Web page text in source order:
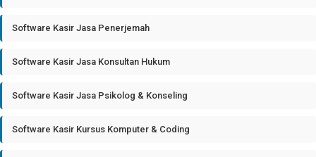
Software Kasir Jasa Penerjemah
Software Kasir Jasa Konsultan Hukum
Software Kasir Jasa Psikolog & Konseling
Software Kasir Kursus Komputer & Coding